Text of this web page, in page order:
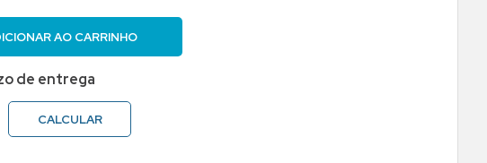
AO CARRINHO